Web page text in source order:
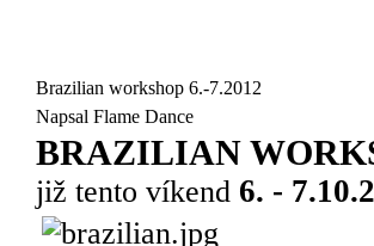
Brazilian workshop 6.-7.2012
Napsal Flame Dance
BRAZILIAN
již tento víkend 6. -